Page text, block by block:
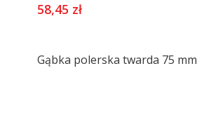
58,45 zł
Gąbka polerska twarda 75 mm